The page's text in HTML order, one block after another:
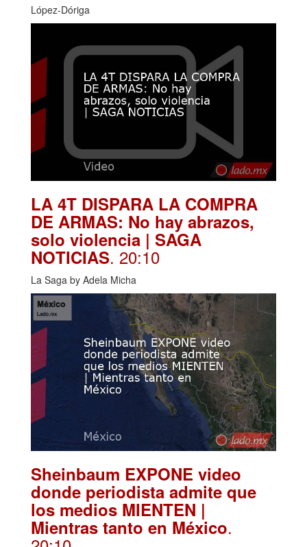
López-Dóriga
LA 4T DISPARA LA COMPRA
DE ARMAS: No hay abrazos,
solo violencia | SAGA
NOTICIAS. 20:10
La Saga by Adela Micha
Sheinbaum EXPONE video
donde periodista admite que
los medios MIENTEN |
Mientras tanto en México.